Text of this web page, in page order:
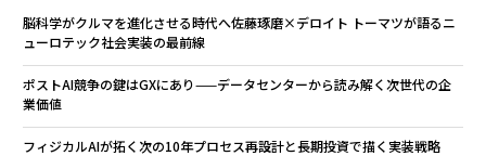
脳科学がクルマを進化させる時代へ――佐藤琢磨×デロイト トーマツが語るニ
ューロテック社会実装の最前線
ポストAI競争の鍵はGXにあり——データセンターから読み解く次世代の企
業価値
フィジカルAIが拓く次の10年――プロセス再設計と長期投資で描く実装戦略